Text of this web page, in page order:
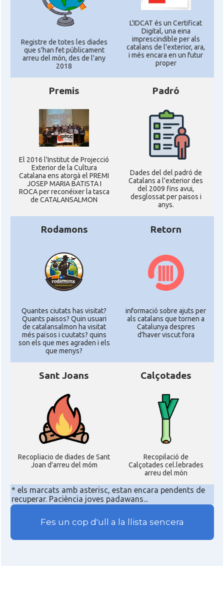
Registre de totes les diades
que s'han fet públicament
arreu del món, des de l'any
2018
L'IDCAT és un Certificat
Digital, una eina
imprescindible per als
catalans de l'exterior, ara,
i més encara en un futur
proper
Premis
El 2016 l'Institut de Projecció
Exterior de la Cultura
Catalana ens atorgà el PREMI
JOSEP MARIA BATISTA I
ROCA per reconéixer la tasca
de CATALANSALMON
Padró
Dades del del padró de
Catalans a l'exterior des
del 2009 fins avui,
desglossat per paisos i
anys.
Rodamons
Quantes ciutats has visitat?
Quants paisos? Quin usuari
de catalansalmon ha visitat
més països i cuutats? quins
son els que mes agraden i els
que menys?
Retorn
informació sobre ajuts per
als catalans que tornen a
Catalunya despres
d'haver viscut fora
Sant Joans
Recopliacio de diades de Sant
Joan d'arreu del móm
Calçotades
Recopilació de
Calçotades cel.lebrades
arreu del món
* els marcats amb asterisc, estan encara pendents de
recuperar. Paciència joves padawans...
Fes un cop d'ull a la llista sencera